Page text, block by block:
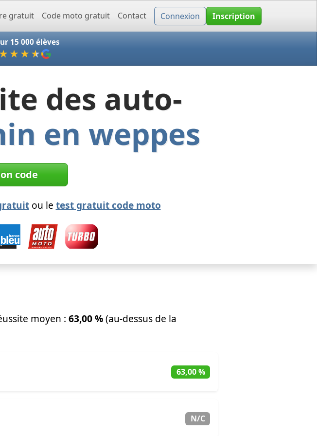
gratuit Code moto gratuit Contact Connexion Inscription
15 000 élèves
★
des auto-
en weppes
code
ou le test gratuit code moto
moyen : 63,00 %(au-dessus de la
63,00 %
N/C